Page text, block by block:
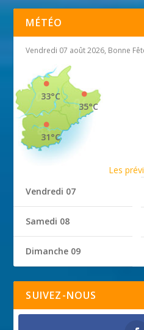
MÉTÉO
Vendredi 07 août 2026, Bonne
35°C
33°C
31°C
Les
Vendredi 07
Samedi 08
Dimanche 09
SUIVEZ-NOUS